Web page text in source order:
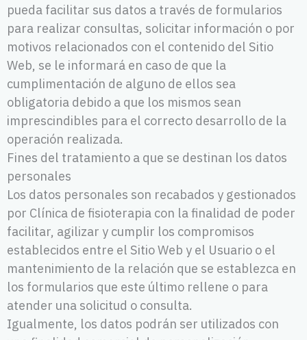
pueda facilitar sus datos a través de formularios
para realizar consultas, solicitar información o por
motivos relacionados con el contenido del Sitio
Web, se le informará en caso de que la
cumplimentación de alguno de ellos sea
obligatoria debido a que los mismos sean
imprescindibles para el correcto desarrollo de la
operación realizada.
Fines del tratamiento a que se destinan los datos
personales
Los datos personales son recabados y gestionados
por Clínica de fisioterapia con la finalidad de poder
facilitar, agilizar y cumplir los compromisos
establecidos entre el Sitio Web y el Usuario o el
mantenimiento de la relación que se establezca en
los formularios que este último rellene o para
atender una solicitud o consulta.
Igualmente, los datos podrán ser utilizados con